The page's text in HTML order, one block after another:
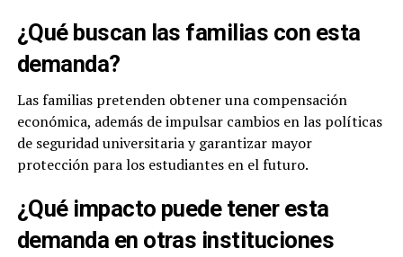
¿Qué buscan las familias con esta
demanda?
Las familias pretenden obtener una compensación
económica, además de impulsar cambios en las políticas
de seguridad universitaria y garantizar mayor
protección para los estudiantes en el futuro.
¿Qué impacto puede tener esta
demanda en otras instituciones